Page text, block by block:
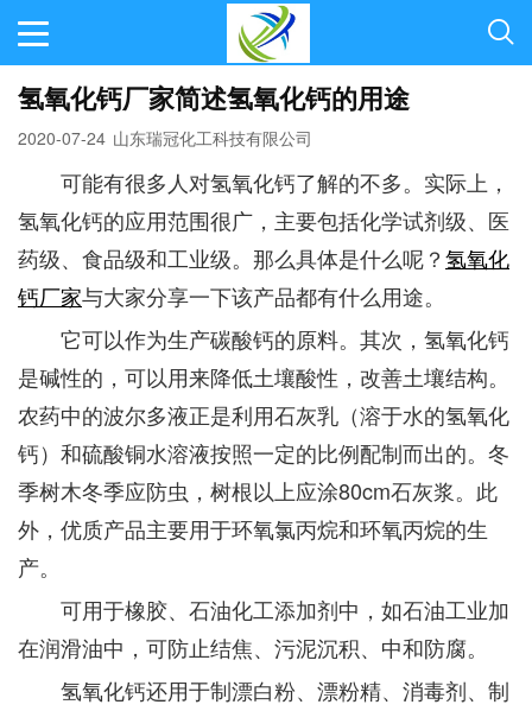
氢氧化钙厂家简述氢氧化钙的用途
2020-07-24 山东瑞冠化工科技有限公司
可能有很多人对氢氧化钙了解的不多。实际上，
氢氧化钙的应用范围很广，主要包括化学试剂级、医
药级、食品级和工业级。那么具体是什么呢？氢氧化
钙厂家与大家分享一下该产品都有什么用途。
它可以作为生产碳酸钙的原料。其次，氢氧化钙
是碱性的，可以用来降低土壤酸性，改善土壤结构。
农药中的波尔多液正是利用石灰乳（溶于水的氢氧化
钙）和硫酸铜水溶液按照一定的比例配制而出的。冬
季树木冬季应防虫，树根以上应涂80cm石灰浆。此
外，优质产品主要用于环氧氯丙烷和环氧丙烷的生
产。
可用于橡胶、石油化工添加剂中，如石油工业加
在润滑油中，可防止结焦、污泥沉积、中和防腐。
氢氧化钙还用于制漂白粉、漂粉精、消毒剂、制